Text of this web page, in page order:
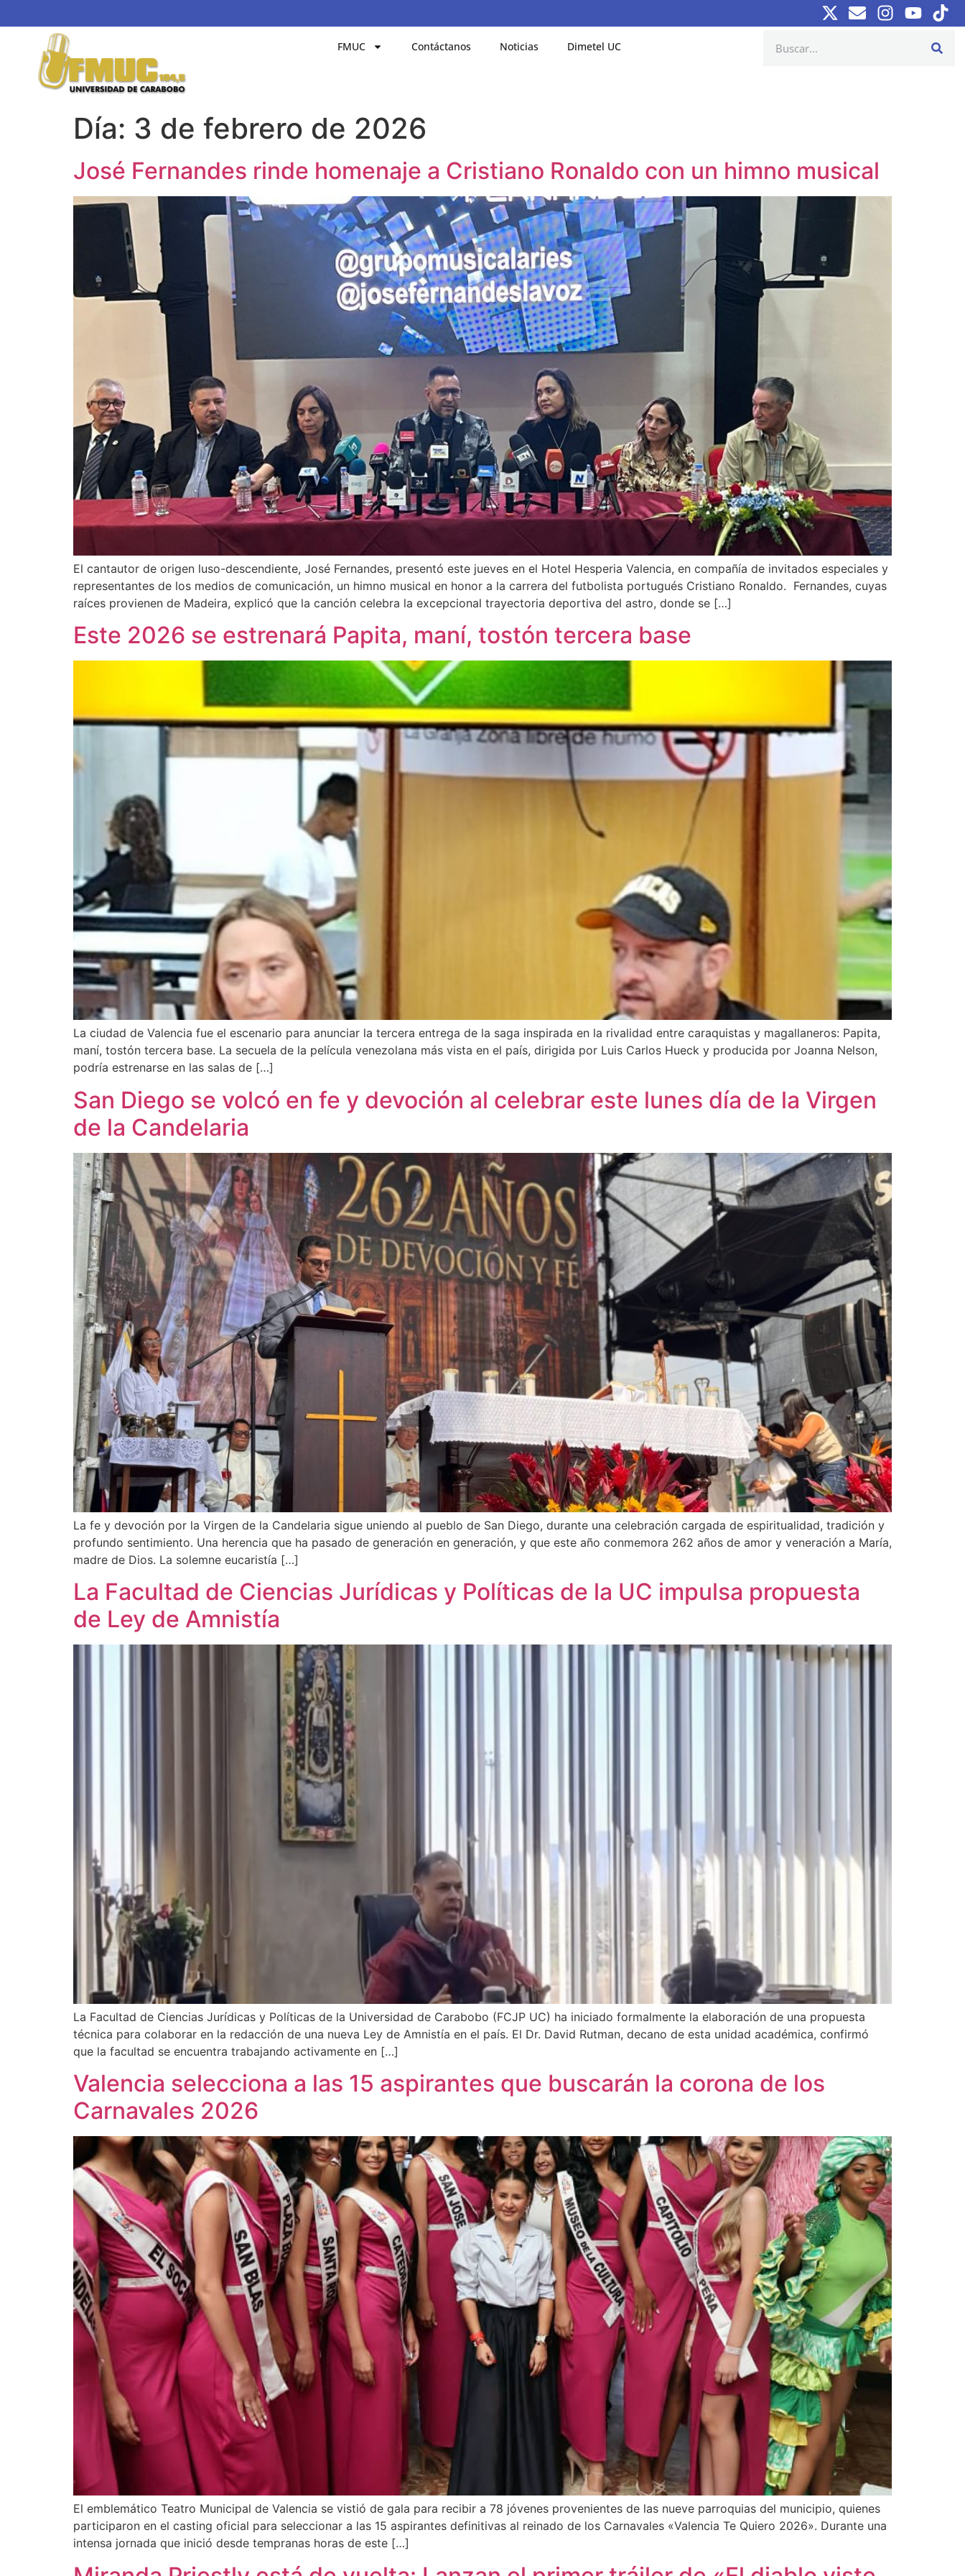
FMUC Contáctanos Noticias Dimetel UC
Día: 3 de febrero de 2026
José Fernandes rinde homenaje a Cristiano Ronaldo con un himno musical
El cantautor de origen luso-descendiente, José Fernandes, presentó este jueves en el Hotel Hesperia Valencia, en compañía de invitados especiales y
representantes de los medios de comunicación, un himno musical en honor a la carrera del futbolista portugués Cristiano Ronaldo. Fernandes, cuyas
raíces provienen de Madeira, explicó que la canción celebra la excepcional trayectoria deportiva del astro, donde se […]
Este 2026 se estrenará Papita, maní, tostón tercera base
La ciudad de Valencia fue el escenario para anunciar la tercera entrega de la saga inspirada en la rivalidad entre caraquistas y magallaneros: Papita,
maní, tostón tercera base. La secuela de la película venezolana más vista en el país, dirigida por Luis Carlos Hueck y producida por Joanna Nelson,
podría estrenarse en las salas de […]
San Diego se volcó en fe y devoción al celebrar este lunes día de la Virgen
de la Candelaria
La fe y devoción por la Virgen de la Candelaria sigue uniendo al pueblo de San Diego, durante una celebración cargada de espiritualidad, tradición y
profundo sentimiento. Una herencia que ha pasado de generación en generación, y que este año conmemora 262 años de amor y veneración a María,
madre de Dios. La solemne eucaristía […]
La Facultad de Ciencias Jurídicas y Políticas de la UC impulsa propuesta
de Ley de Amnistía
La Facultad de Ciencias Jurídicas y Políticas de la Universidad de Carabobo (FCJP UC) ha iniciado formalmente la elaboración de una propuesta
técnica para colaborar en la redacción de una nueva Ley de Amnistía en el país. El Dr. David Rutman, decano de esta unidad académica, confirmó
que la facultad se encuentra trabajando activamente en […]
Valencia selecciona a las 15 aspirantes que buscarán la corona de los
Carnavales 2026
El emblemático Teatro Municipal de Valencia se vistió de gala para recibir a 78 jóvenes provenientes de las nueve parroquias del municipio, quienes
participaron en el casting oficial para seleccionar a las 15 aspirantes definitivas al reinado de los Carnavales «Valencia Te Quiero 2026». Durante una
intensa jornada que inició desde tempranas horas de este […]